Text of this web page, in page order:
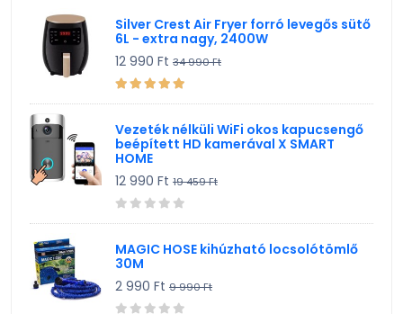
Silver Crest Air Fryer forró levegős sütő
6L - extra nagy, 2400W
12 990 Ft 34 990 Ft
Vezeték nélküli WiFi okos kapucsengő
beépített HD kamerával X SMART
HOME
12 990 Ft 19 459 Ft
MAGIC HOSE kihúzható locsolótömlő
30M
2 990 Ft 9 990 Ft